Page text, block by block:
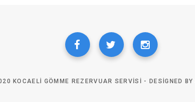
KOCAELI GÖMME REZERVUAR SERVISI - DESIGNED BY